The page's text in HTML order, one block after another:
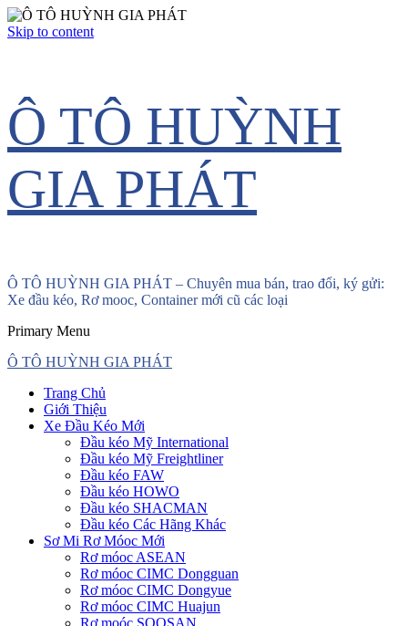
Skip to content
Ô TÔ HUỲNH
GIA PHÁT
Ô TÔ HUỲNH GIA PHÁT – Chuyên mua bán, trao đổi, ký gửi:
Xe đầu kéo, Rơ mooc, Container mới cũ các loại
Primary Menu
Ô TÔ HUỲNH GIA PHÁT
Trang Chủ
Giới Thiệu
Xe Đầu Kéo Mới
Đầu kéo Mỹ International
Đầu kéo Mỹ Freightliner
Đầu kéo FAW
Đầu kéo HOWO
Đầu kéo SHACMAN
Đầu kéo Các Hãng Khác
Sơ Mi Rơ Móoc Mới
Rơ móoc ASEAN
Rơ móoc CIMC Dongguan
Rơ móoc CIMC Dongyue
Rơ móoc CIMC Huajun
Rơ moóc SOOSAN